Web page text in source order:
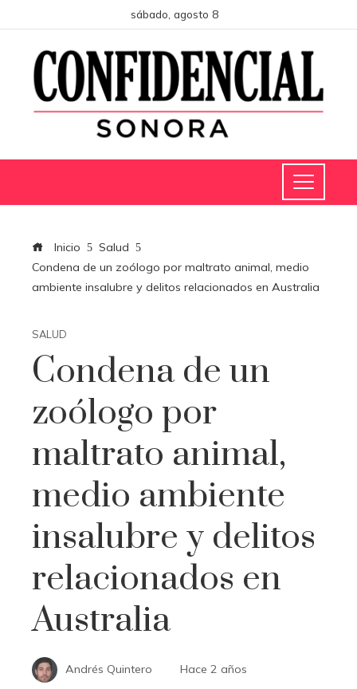
sábado, agosto 8
Inicio
Salud
Condena de un zoólogo por maltrato animal, medio
ambiente insalubre y delitos relacionados en Australia
SALUD
Condena de un
zoólogo por
maltrato animal,
medio ambiente
insalubre y delitos
relacionados en
Australia
Andrés Quintero Hace 2 años